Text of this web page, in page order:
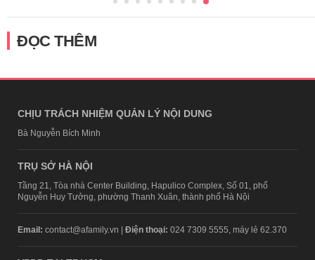
ĐỌC THÊM
CHỊU TRÁCH NHIỆM QUẢN LÝ NỘI DUNG
Bà Nguyễn Bích Minh
TRỤ SỞ HÀ NỘI
Tầng 21, Tòa nhà Center Building, Hapulico Complex, Số 01, phố
Nguyễn Huy Tưởng, phường Thanh Xuân, thành phố Hà Nội
Email: contact@afamily.vn | Điện thoại: 024 7309 5555, máy lẻ 62.370